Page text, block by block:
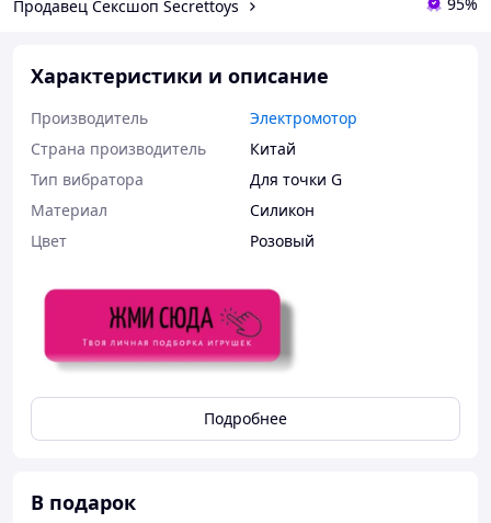
Продавец Сексшоп Secrettoys
Характеристики и описание
Производитель
Электромотор
Страна производитель
Китай
Тип вибратора
Для точки G
Материал
Силикон
Цвет
Розовый
Женский вибратор Charlie имеет великолепный
дизайн и влагостойкую оболочку, благодаря
которой можно использовать вагинальный
Вибраторвыполнен из безопасного, медицинского
Подробнее
В подарок